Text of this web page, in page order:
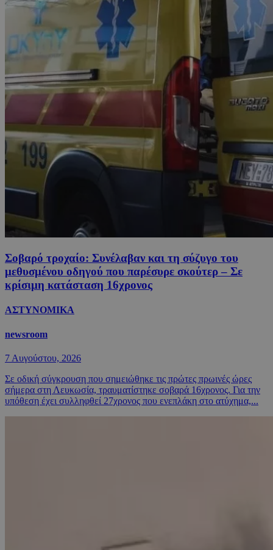
Σοβαρό τροχαίο: Συνέλαβαν και τη σύζυγο του
μεθυσμένου οδηγού που παρέσυρε σκούτερ – Σε
κρίσιμη κατάσταση 16χρονος
ΑΣΤΥΝΟΜΙΚΑ
newsroom
7 Αυγούστου, 2026
Σε οδική σύγκρουση που σημειώθηκε τις πρώτες πρωινές ώρες
σήμερα στη Λευκωσία, τραυματίστηκε σοβαρά 16χρονος. Για την
υπόθεση έχει συλληφθεί 27χρονος που ενεπλάκη στο ατύχημα,...